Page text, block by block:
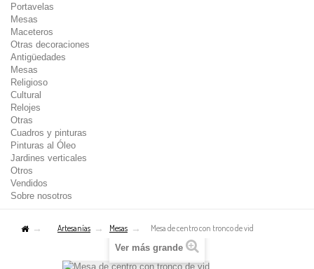
Portavelas
Mesas
Maceteros
Otras decoraciones
Antigüedades
Mesas
Religioso
Cultural
Relojes
Otras
Cuadros y pinturas
Pinturas al Óleo
Jardines verticales
Otros
Vendidos
Sobre nosotros
Artesanías Mesas
Mesa de centro con tronco de vid
Ver más grande